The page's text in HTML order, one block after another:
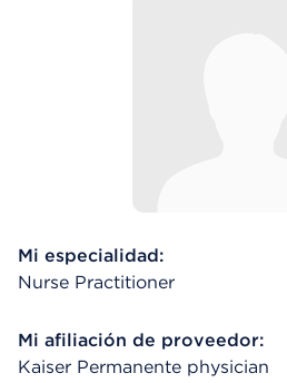
Mi especialidad:
Nurse Practitioner
Mi afiliación de proveedor:
Kaiser Permanente physician